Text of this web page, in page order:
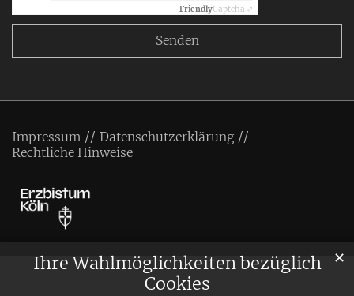
Ihre Wahlmöglichkeiten bezüglich
Cookies
✕
FriendlyCaptcha ⇗
Impressum
Datenschutzerklärung
Rechtliche Hinweise